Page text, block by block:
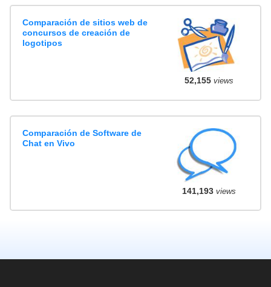
Comparación de sitios web de
concursos de creación de
logotipos
52,155views
Comparación de Software de
Chat en Vivo
141,193views